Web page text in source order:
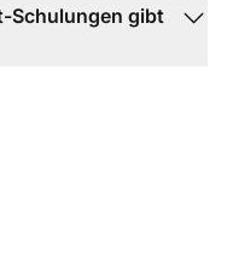
Schulungen gibt